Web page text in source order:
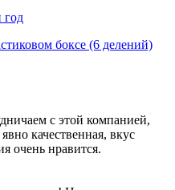
год
боксе (6 делений)
с этой компанией,
качественная, вкус
очень нравится.